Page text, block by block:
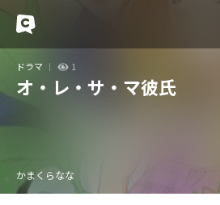
ドラマ 1
オ・レ・サ・マ彼氏
かまくらなな